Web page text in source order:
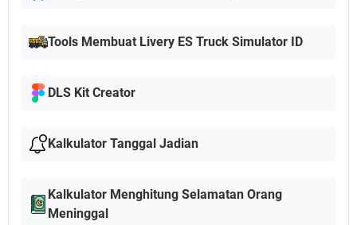
Tools Membuat Livery ES Truck Simulator ID
DLS Kit Creator
Kalkulator Tanggal Jadian
Kalkulator Menghitung Selamatan Orang
Meninggal